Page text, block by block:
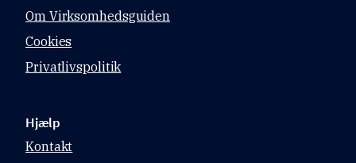
Om Virksomhedsguiden
Cookies
Privatlivspolitik
Hjælp
Kontakt